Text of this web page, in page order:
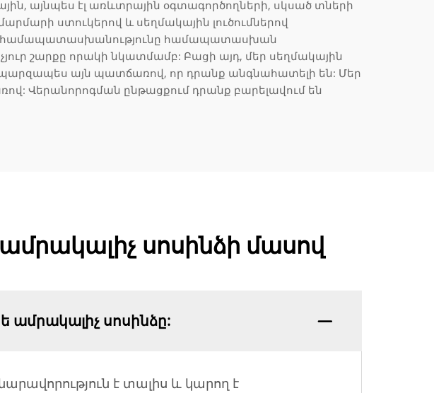
այնպես էլ առևտրային օգտագործողների, սկսած տների
ստուկերով և սեղմակային լուծումներով
համապատասխանությունը համապատասխան
շարքը որակի նկատմամբ: Բացի այդ, մեր սեղմակային
այն պատճառով, որ դրանք անգնահատելի են: Մեր
Վերանորոգման ընթացքում դրանք բարելավում են
սոսինձի մասով
ամրակալիչ սոսինձը:
է տալիս և կարող է